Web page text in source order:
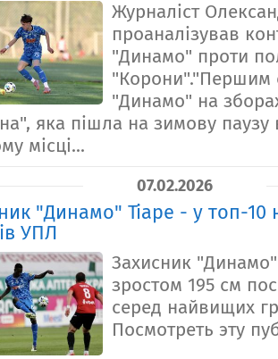
Журналіст
проаналізував
"Динамо" проти
"Корони"."Першим
"Динамо" на
яка пішла на зимову паузу
місці...
07.02.2026
"Динамо" Тіаре - у топ-
УПЛ
Захисник "Динамо"
зростом 195 см
серед найвищих
Посмотреть эту